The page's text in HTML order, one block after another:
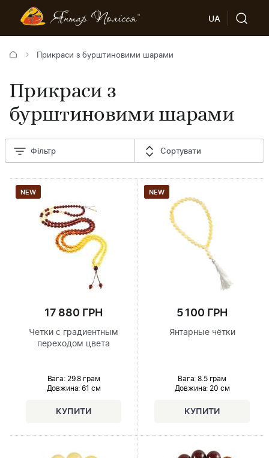
UA
Прикраси з бурштиновими шарами
Прикраси з
бурштиновими шарами
Фільтр Сортувати
NEW
17 880 ГРН
Четки с градиентным
переходом цвета
Вага: 29.8 грам
Довжина: 61 см
NEW
5 100 ГРН
Янтарные чётки
Вага: 8.5 грам
Довжина: 20 см